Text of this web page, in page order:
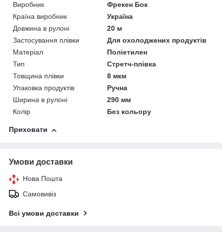
Виробник
Фрекен Бок
Країна виробник
Україна
Довжина в рулоні
20 м
Застосування плівки
Для охолоджених продуктів
Матеріал
Поліетилен
Тип
Стретч-плівка
Товщина плівки
8 мкм
Упаковка продуктів
Ручна
Ширина в рулоні
290 мм
Колір
Без кольору
Приховати
Умови доставки
Нова Пошта
Самовивіз
Всі умови доставки